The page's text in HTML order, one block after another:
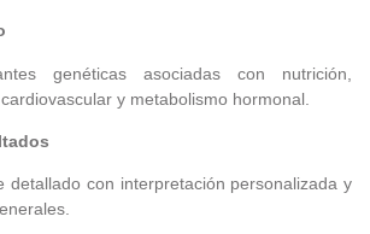
genéticas asociadas con nutrición,
y metabolismo hormonal.
detallado con interpretación personalizada y